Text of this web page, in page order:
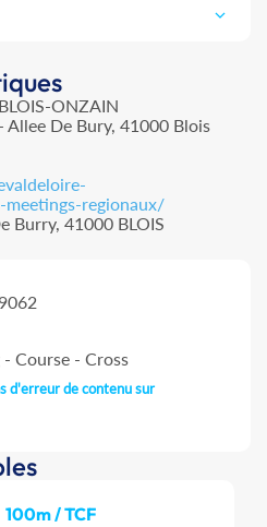
ONZAIN
Allee De Bury, 41000 Blois
regionaux/
Burry, 41000 BLOIS
Course - Cross
d'erreur de contenu sur
100m / TCF